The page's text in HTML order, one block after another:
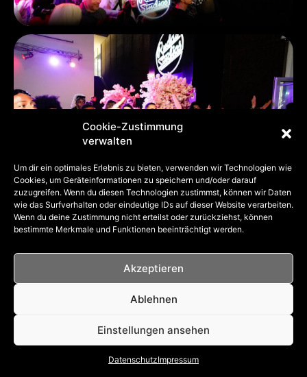
Cookie-Zustimmung
verwalten
Um dir ein optimales Erlebnis zu bieten, verwenden wir Technologien wie
Cookies, um Geräteinformationen zu speichern und/oder darauf
zuzugreifen. Wenn du diesen Technologien zustimmst, können wir Daten
wie das Surfverhalten oder eindeutige IDs auf dieser Website verarbeiten.
Wenn du deine Zustimmung nicht erteilst oder zurückziehst, können
bestimmte Merkmale und Funktionen beeinträchtigt werden.
Akzeptieren
Ablehnen
Einstellungen ansehen
DatenschutzImpressum